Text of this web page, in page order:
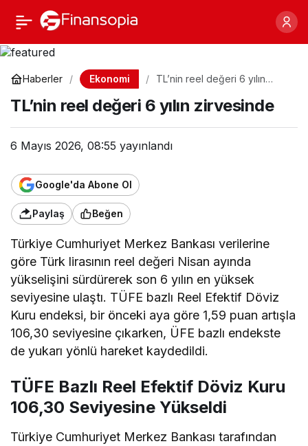
Haberler Ekonomi
TL’nin reel değeri 6 yılın
TL’nin reel değeri 6 yılın zirvesinde
6 Mayıs 2026, 08:55 yayınlandı
Google'da Abone Ol
Paylaş Beğen
Türkiye Cumhuriyet Merkez Bankası verilerine
göre Türk lirasının reel değeri Nisan ayında
yükselişini sürdürerek son 6 yılın en yüksek
seviyesine ulaştı. TÜFE bazlı Reel Efektif Döviz
Kuru endeksi, bir önceki aya göre 1,59 puan artışla
106,30 seviyesine çıkarken, ÜFE bazlı endekste
de yukarı yönlü hareket kaydedildi.
TÜFE Bazlı Reel Efektif Döviz Kuru
106,30 Seviyesine Yükseldi
Türkiye Cumhuriyet Merkez Bankası tarafından
TL’nin reel değeri 6 yılın
zirvesinde
Paylaş